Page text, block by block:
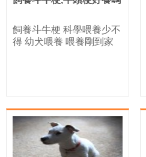
飼養斗牛梗 科學喂養少不
得 幼犬喂養 喂養剛到家